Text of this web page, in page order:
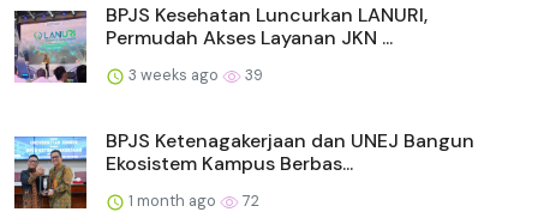
BPJS Kesehatan Luncurkan LANURI,
Permudah Akses Layanan JKN ...
3 weeks ago 39
BPJS Ketenagakerjaan dan UNEJ Bangun
Ekosistem Kampus Berbas...
1 month ago 72